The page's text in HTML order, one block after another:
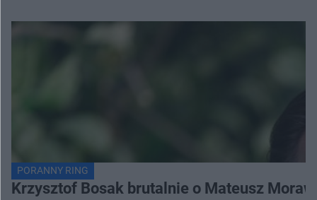
PORANNY RING
Krzysztof Bosak brutalnie o Mateusz